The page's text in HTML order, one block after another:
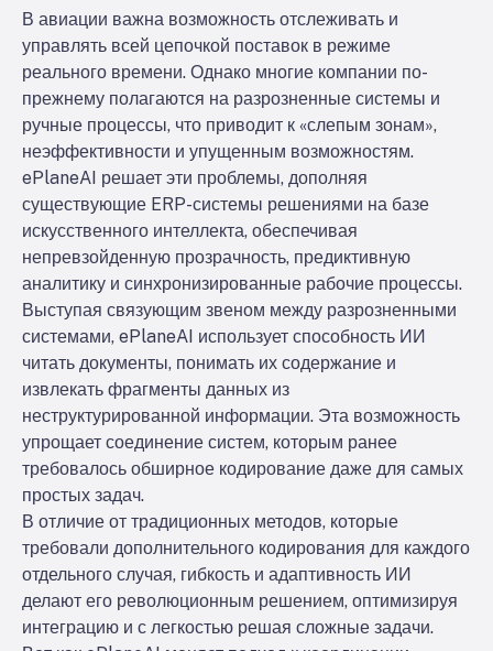
В авиации важна возможность отслеживать и
управлять всей цепочкой поставок в режиме
реального времени. Однако многие компании по-
прежнему полагаются на разрозненные системы и
ручные процессы, что приводит к «слепым зонам»,
неэффективности и упущенным возможностям.
ePlaneAI решает эти проблемы, дополняя
существующие ERP-системы решениями на базе
искусственного интеллекта, обеспечивая
непревзойденную прозрачность, предиктивную
аналитику и синхронизированные рабочие процессы.
Выступая связующим звеном между разрозненными
системами, ePlaneAI использует способность ИИ
читать документы, понимать их содержание и
извлекать фрагменты данных из
неструктурированной информации. Эта возможность
упрощает соединение систем, которым ранее
требовалось обширное кодирование даже для самых
простых задач.
В отличие от традиционных методов, которые
требовали дополнительного кодирования для каждого
отдельного случая, гибкость и адаптивность ИИ
делают его революционным решением, оптимизируя
интеграцию и с легкостью решая сложные задачи.